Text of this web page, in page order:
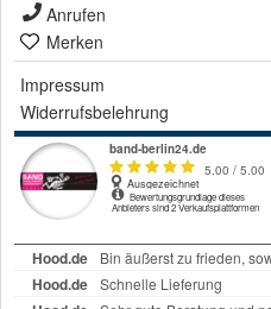
Anrufen
Merken
Impressum
Widerrufsbelehrung